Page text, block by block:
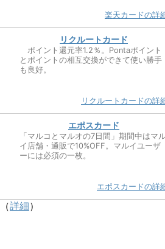
楽天カードの詳
リクルートカード
ポイント還元率1.2％。Pontaポイント
とポイントの相互交換ができて使い勝手
も良好。
リクルートカードの詳
エポスカード
「マルコとマルオの7日間」期間中はマ
イ店舗・通販で10%OFF。マルイユーザ
ーには必須の一枚。
エポスカードの詳
（詳細）